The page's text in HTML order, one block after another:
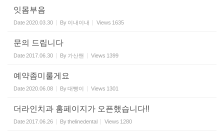
잇몸부음
Date2020.03.30 By 이내이내 Views 1635
문의 드립니다
Date2017.06.30 By 가산맨 Views 1399
예약좀미룰게요
Date2020.06.08 By대빵이 Views 1301
더라인치과 홈페이지가 오픈했습니다!!
Date2017.06.26 Bythelinedental Views 1280